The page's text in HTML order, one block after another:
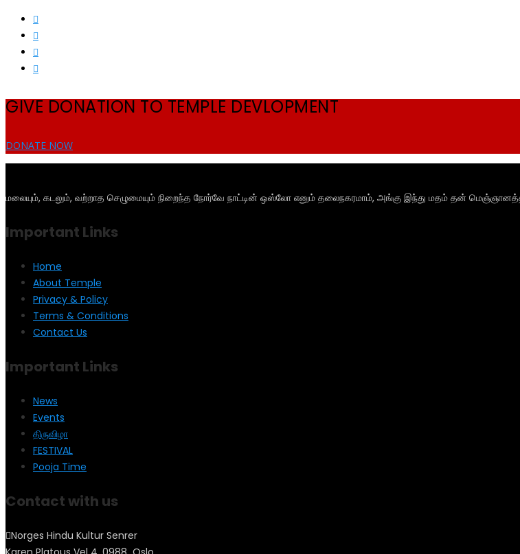
GIVE DONATION TO TEMPLE DEVLOPMENT
DONATE NOW
மலையும், கடலும், வற்றாத செழுமையும் நிறைந்த நோர்வே நாட்டின் ஒஸ்லோ எனும் தலைநகரமாம், அங்கு இந்து மதம் தன்
Important Links
Home
About Temple
Privacy & Policy
Terms & Conditions
Contact Us
Important Links
News
Events
திருவிழா
FESTIVAL
Pooja Time
Contact with us
Norges Hindu Kultur Senrer